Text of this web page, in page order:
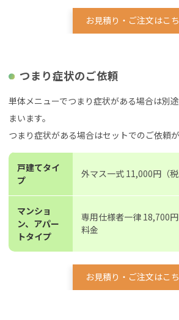
お見積り・ご注文はこ
つまり症状のご依頼
単体メニューでつまり症状がある場合は別
まいます。
つまり症状がある場合はセットでのご依頼が
戸建てタイ
プ
外マス一式 11,000円（
マンショ
ン、アパー
トタイプ
専用仕様者一律 18,700
料金
お見積り・ご注文はこ